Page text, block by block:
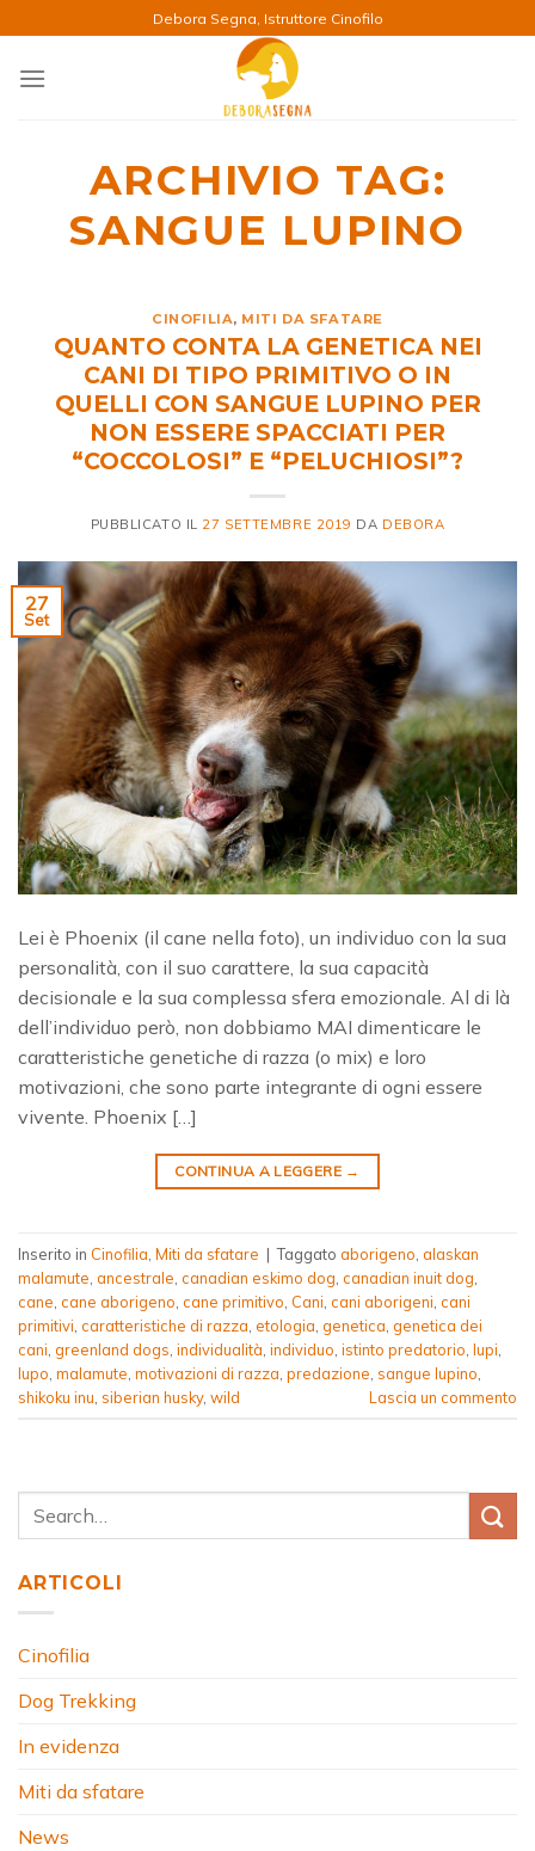
ai
contenuti
Debora Segna, Istruttore Cinofilo
ARCHIVIO TAG:
SANGUE LUPINO
CINOFILIA, MITI DA SFATARE
QUANTO CONTA LA GENETICA NEI
CANI DI TIPO PRIMITIVO O IN
QUELLI CON SANGUE LUPINO PER
NON ESSERE SPACCIATI PER
“COCCOLOSI” E “PELUCHIOSI”?
PUBBLICATO IL 27 SETTEMBRE 2019 DA DEBORA
27
Set
Lei è Phoenix (il cane nella foto), un individuo con la sua
personalità, con il suo carattere, la sua capacità
decisionale e la sua complessa sfera emozionale. Al di là
dell’individuo però, non dobbiamo MAI dimenticare le
caratteristiche genetiche di razza (o mix) e loro
motivazioni, che sono parte integrante di ogni essere
vivente. Phoenix […]
CONTINUA A LEGGERE →
Inserito in Cinofilia Miti da sfatare | Taggato aborigeno alaskan
malamute ancestrale canadian eskimo dog canadian inuit dog
cane cane aborigeno cane primitivo Cani cani aborigeni cani
primitivi caratteristiche di razza etologia genetica genetica dei
cani greenland dogs individualità individuo istinto predatorio lupi
lupo malamute motivazioni di razza predazione sangue lupino
shikoku inu siberian husky, wild Lascia un commento
ARTICOLI
Cinofilia
Dog Trekking
In evidenza
Miti da sfatare
News